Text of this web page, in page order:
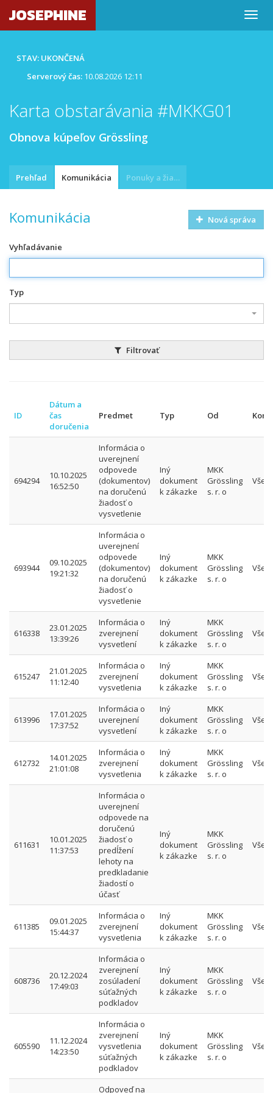
JOSEPHINE
STAV: UKONČENÁ
Serverový čas: 10.08.2026 12:11
Karta obstarávania #MKKG01
Obnova kúpeľov Grössling
Prehľad Komunikácia Ponuky a žiadosti
Komunikácia Nová správa
Vyhľadávanie
Typ
Filtrovať
ID
Dátum a
čas
doručenia
Predmet Typ Od
694294
10.10.2025
16:52:50
Informácia o
uverejnení
odpovede
(dokumentov)
na doručenú
žiadosť o
vysvetlenie
Iný
dokument
k zákazke
MKK
Grössling
s. r. o
693944
09.10.2025
19:21:32
Informácia o
uverejnení
odpovede
(dokumentov)
na doručenú
žiadosť o
vysvetlenie
Iný
dokument
k zákazke
MKK
Grössling
s. r. o
616338
23.01.2025
13:39:26
Informácia o
zverejnení
vysvetlení
Iný
dokument
k zákazke
MKK
Grössling
s. r. o
615247
21.01.2025
11:12:40
Informácia o
zverejnení
vysvetlenia
Iný
dokument
k zákazke
MKK
Grössling
s. r. o
613996
17.01.2025
17:37:52
Informácia o
uverejnení
vysvetlení
Iný
dokument
k zákazke
MKK
Grössling
s. r. o
612732
14.01.2025
21:01:08
Informácia o
zverejnení
vysvetlenia
Iný
dokument
k zákazke
MKK
Grössling
s. r. o
611631
10.01.2025
11:37:53
Informácia o
uverejnení
odpovede na
doručenú
žiadosť o
predĺžení
lehoty na
predkladanie
žiadostí o
účasť
Iný
dokument
k zákazke
MKK
Grössling
s. r. o
611385
09.01.2025
15:44:37
Informácia o
zverejnení
vysvetlenia
Iný
dokument
k zákazke
MKK
Grössling
s. r. o
608736
20.12.2024
17:49:03
Informácia o
zverejnení
zosúladení
súťažných
podkladov
Iný
dokument
k zákazke
MKK
Grössling
s. r. o
605590
11.12.2024
14:23:50
Informácia o
zverejnení
vysvetlenia
súťažných
podkladov
Iný
dokument
k zákazke
MKK
Grössling
s. r. o
Odpoveď na